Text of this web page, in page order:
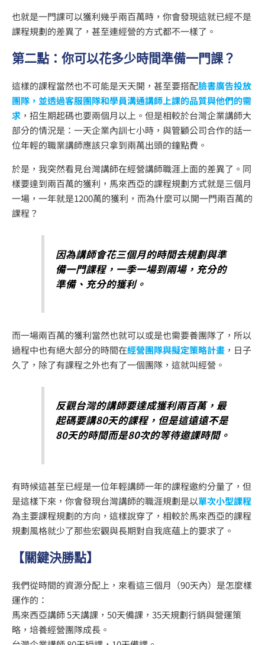
也就是一門課可以獲利幾乎兩百萬時，你會發現這就已經不是
課程規劃的差異了，甚至連經營的方式都不一樣了。
第二點：你可以花多少時間準備一門課？
這樣的課程當然也不可能是天天開，甚至要搭配臉書廣告投放
團隊，並透過客服團隊和學員溝通講師上課的品質與他們的需
求 ，招生期起碼也要兩個月以上。但是相較於台灣企業講師大
部分的情況是：一天企業內訓七小時，與管顧公司合作的話一
位年輕的職業講師應該只拿到兩萬出頭的鐘點費。
於是，我突然看見台灣講師在經營講師職涯上面的差異了。同
樣要達到兩百萬的獲利，馬來西亞的課程規劃方式就是三個月
一場，一年就是1200萬的獲利，而為什麼可以開一門兩百萬的
課程？
因為講師會花三個月的時間去規劃與準
備一門課程，一季一場到兩場，充分的
準備、充分的獲利。
而一場兩百萬的獲利當然也就可以或是也需要養團隊了，所以
過程中也有絕大部分的時間在經營團隊與擬定策略計畫 ，日子
久了，除了有課程之外也有了一個團隊，這就叫經營。
反觀台灣的講師要達成獲利兩百萬，最
起碼要講80天的課程，但是這遠遠不是
80天的時間而是80次的等待邀課時間。
有時候這甚至已經是一位年輕講師一年的課程邀約分量了，但
是這樣下來，你會發現台灣講師的職涯規劃是以單次小型課程
為主要課程規劃的方向，這樣說穿了，相較於馬來西亞的課程
規劃風格就少了那些宏觀與長期對自我底蘊上的要求了。
【關鍵決勝點】
我們從時間的資源分配上，來看這三個月（90天內）是怎麼樣
運作的：
馬來西亞講師 5天講課，50天備課，35天規劃行銷與營運策
略，培養經營團隊成長。